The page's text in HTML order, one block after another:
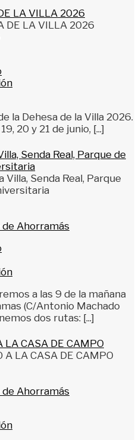
LA VILLA 2026
la Dehesa de la Villa 2026.
20 y 21 de junio, [...]
Senda Real, Parque de
Ahorramás
a las 9 de la mañana
(C/Antonio Machado
dos rutas: [...]
LA CASA DE CAMPO
Ahorramás